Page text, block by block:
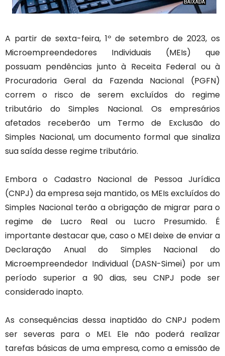
A partir de sexta-feira, 1º de setembro de 2023, os
Microempreendedores Individuais (MEIs) que
possuam pendências junto à Receita Federal ou à
Procuradoria Geral da Fazenda Nacional (PGFN)
correm o risco de serem excluídos do regime
tributário do Simples Nacional. Os empresários
afetados receberão um Termo de Exclusão do
Simples Nacional, um documento formal que sinaliza
sua saída desse regime tributário.
Embora o Cadastro Nacional de Pessoa Jurídica
(CNPJ) da empresa seja mantido, os MEIs excluídos do
Simples Nacional terão a obrigação de migrar para o
regime de Lucro Real ou Lucro Presumido. É
importante destacar que, caso o MEI deixe de enviar a
Declaração Anual do Simples Nacional do
Microempreendedor Individual (DASN-Simei) por um
período superior a 90 dias, seu CNPJ pode ser
considerado inapto.
As consequências dessa inaptidão do CNPJ podem
ser severas para o MEI. Ele não poderá realizar
tarefas básicas de uma empresa, como a emissão de